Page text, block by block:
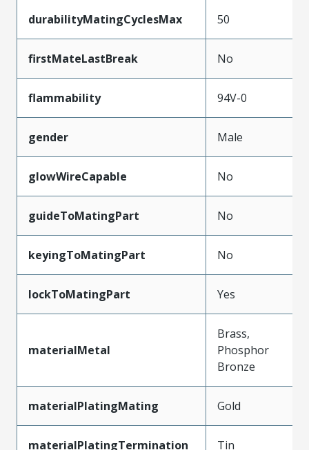
durabilityMatingCyclesMax 50
firstMateLastBreak No
flammability 94V-0
gender Male
glowWireCapable No
guideToMatingPart No
keyingToMatingPart No
lockToMatingPart Yes
materialMetal
Brass,
Phosphor
Bronze
materialPlatingMating Gold
materialPlatingTermination Tin